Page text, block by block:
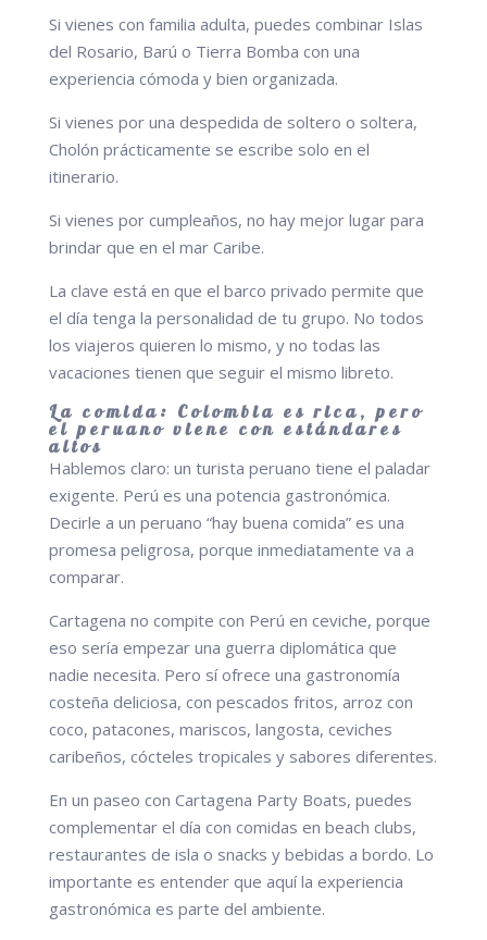
Si vienes con familia adulta, puedes combinar Islas
del Rosario, Barú o Tierra Bomba con una
experiencia cómoda y bien organizada.
Si vienes por una despedida de soltero o soltera,
Cholón prácticamente se escribe solo en el
itinerario.
Si vienes por cumpleaños, no hay mejor lugar para
brindar que en el mar Caribe.
La clave está en que el barco privado permite que
el día tenga la personalidad de tu grupo. No todos
los viajeros quieren lo mismo, y no todas las
vacaciones tienen que seguir el mismo libreto.
La comida: Colombia es rica, pero
el peruano viene con estándares
altos
Hablemos claro: un turista peruano tiene el paladar
exigente. Perú es una potencia gastronómica.
Decirle a un peruano “hay buena comida” es una
promesa peligrosa, porque inmediatamente va a
comparar.
Cartagena no compite con Perú en ceviche, porque
eso sería empezar una guerra diplomática que
nadie necesita. Pero sí ofrece una gastronomía
costeña deliciosa, con pescados fritos, arroz con
coco, patacones, mariscos, langosta, ceviches
caribeños, cócteles tropicales y sabores diferentes.
En un paseo con Cartagena Party Boats, puedes
complementar el día con comidas en beach clubs,
restaurantes de isla o snacks y bebidas a bordo. Lo
importante es entender que aquí la experiencia
gastronómica es parte del ambiente.